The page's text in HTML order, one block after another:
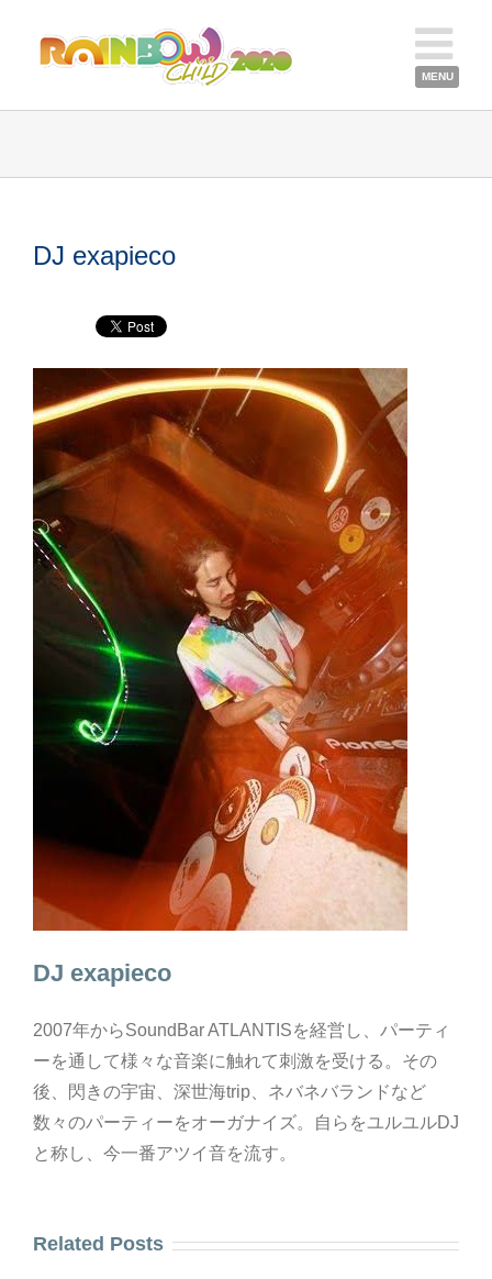
DJ exapieco
DJ exapieco
2007年からSoundBar ATLANTISを経営し、パーティ
ーを通して様々な音楽に触れて刺激を受ける。その
後、閃きの宇宙、深世海trip、ネバネバランドなど
数々のパーティーをオーガナイズ。自らをユルユルDJ
と称し、今一番アツイ音を流す。
Related Posts